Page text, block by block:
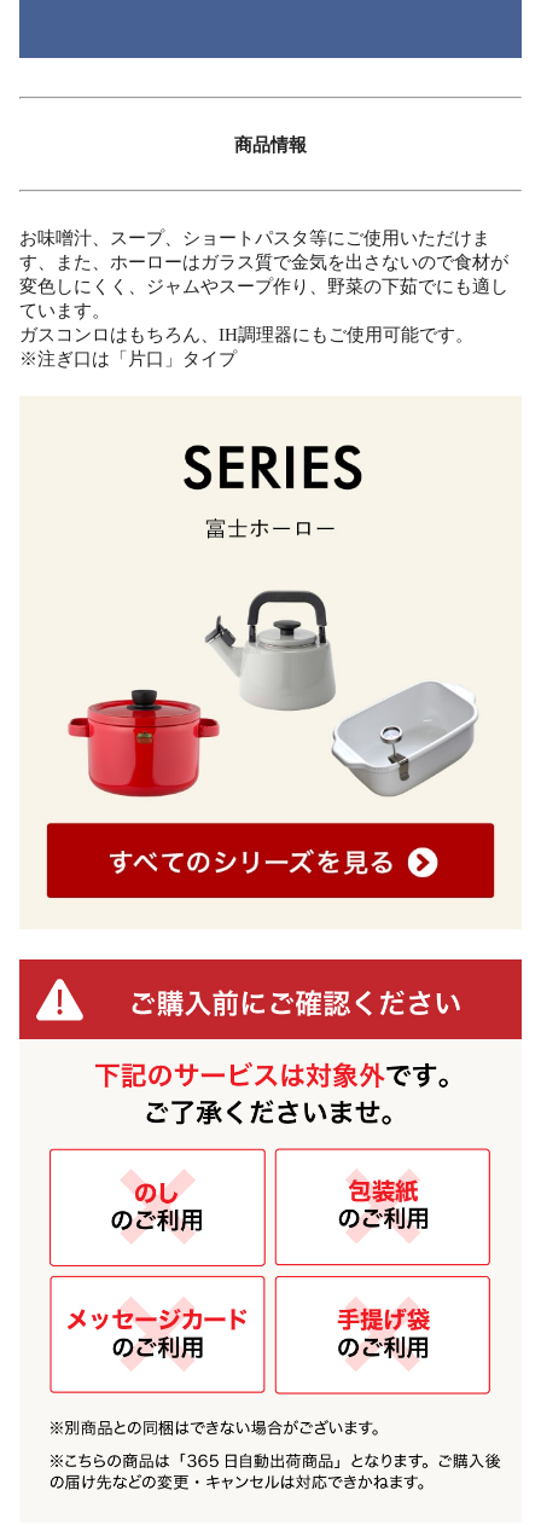
商品情報
お味噌汁、スープ、ショートパスタ等にご使用いただけま
す、また、ホーローはガラス質で金気を出さないので食材が
変色しにくく、ジャムやスープ作り、野菜の下茹でにも適し
ています。
ガスコンロはもちろん、IH調理器にもご使用可能です。
※注ぎ口は「片口」タイプ